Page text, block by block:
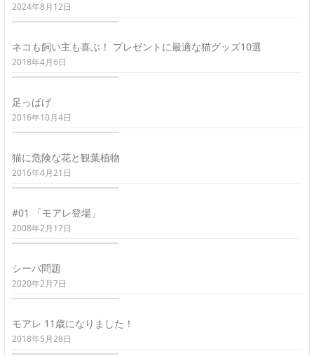
2024年8月12日
ネコも飼い主も喜ぶ！ プレゼントに最適な猫グッズ10選
2018年4月6日
足っぱげ
2016年10月4日
猫に危険な花と観葉植物
2016年4月21日
#01 「モアレ登場」
2008年2月17日
シーバ問題
2020年2月7日
モアレ 11歳になりました！
2018年5月28日